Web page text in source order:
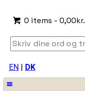
0 items -0,00kr.
EN | DK